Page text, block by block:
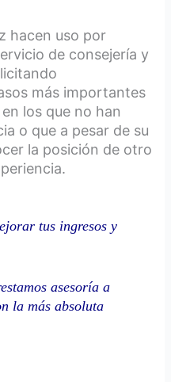
hacen uso por
de consejería y
más importantes
los que no han
o que a pesar de su
la posición de otro
tus ingresos y
asesoría a
la más absoluta